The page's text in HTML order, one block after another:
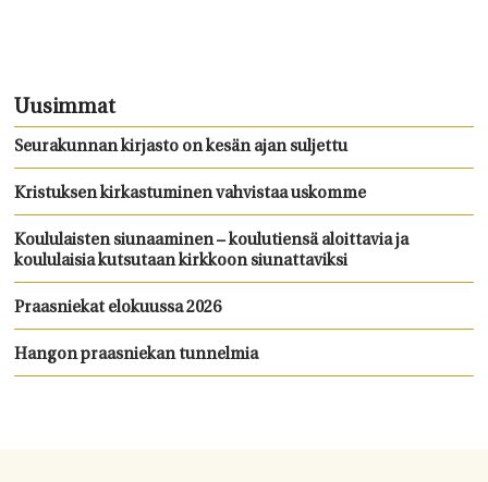
Uusimmat
Seurakunnan kirjasto on kesän ajan suljettu
Kristuksen kirkastuminen vahvistaa uskomme
Koululaisten siunaaminen – koulutiensä aloittavia ja
koululaisia kutsutaan kirkkoon siunattaviksi
Praasniekat elokuussa 2026
Hangon praasniekan tunnelmia